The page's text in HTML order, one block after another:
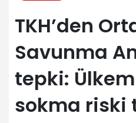
TKH’den
Savunma
tepki:
sokma riski